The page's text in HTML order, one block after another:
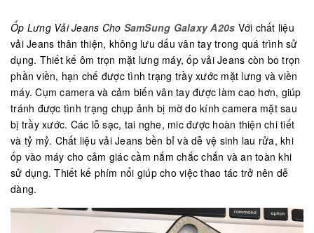
Ốp Lưng Vải Jeans Cho SamSung GalaxyA20s Với chất liệu
vải Jeans thân thiện, không lưu dấu vân tay trong quá trình sử
dụng. Thiết kế ôm trọn mặt lưng máy, ốp vải Jeans còn bo trọn
phần viền, hạn chế được tình trạng trầy xước mặt lưng và viền
máy. Cụm camera và cảm biến vân tay được làm cao hơn, giúp
tránh được tình trạng chụp ảnh bị mờ do kính camera mặt sau
bị trầy xước. Các lỗ sạc, tai nghe, mic được hoàn thiện chi tiết
và tỷ mỷ. Chất liệu vải Jeans bền bỉ và dễ vệ sinh lau rửa, khi
ốp vào máy cho cảm giác cầm nắm chắc chắn và an toàn khi
sử dụng. Thiết kế phím nổi giúp cho việc thao tác trở nên dễ
dàng.